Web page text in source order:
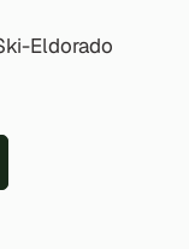
Eldorado